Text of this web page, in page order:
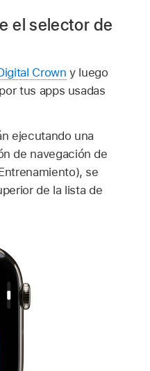
el selector de
Crown y luego
tus apps usadas
ejecutando una
de navegación de
se
de la lista de